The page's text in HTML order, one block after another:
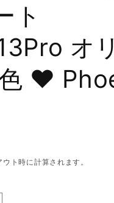
ト
オ
❤️
ト時に計算されます。